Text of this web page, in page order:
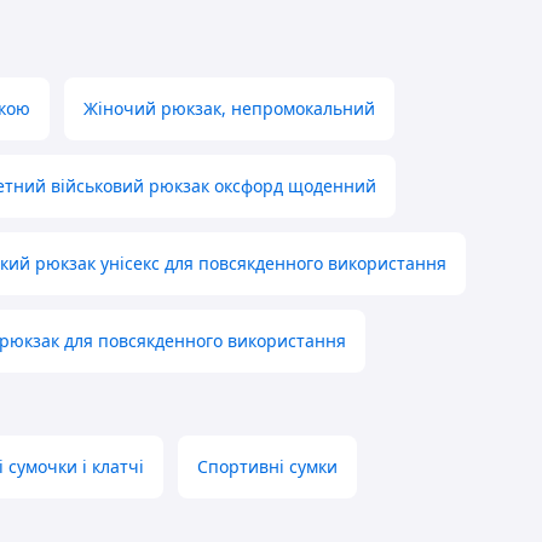
Жіночий рюкзак, непромокальний
військовий рюкзак оксфорд щоденний
рюкзак унісекс для повсякденного використання
для повсякденного використання
сумочки і клатчі Спортивні сумки